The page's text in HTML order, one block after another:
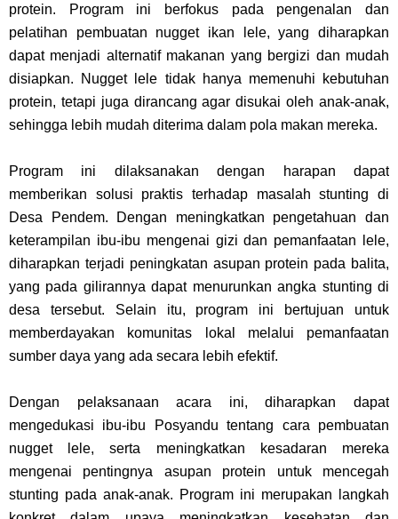
protein. Program ini berfokus pada pengenalan dan
pelatihan pembuatan nugget ikan lele, yang diharapkan
dapat menjadi alternatif makanan yang bergizi dan mudah
disiapkan. Nugget lele tidak hanya memenuhi kebutuhan
protein, tetapi juga dirancang agar disukai oleh anak-anak,
sehingga lebih mudah diterima dalam pola makan mereka.
Program ini dilaksanakan dengan harapan dapat
memberikan solusi praktis terhadap masalah stunting di
Desa Pendem. Dengan meningkatkan pengetahuan dan
keterampilan ibu-ibu mengenai gizi dan pemanfaatan lele,
diharapkan terjadi peningkatan asupan protein pada balita,
yang pada gilirannya dapat menurunkan angka stunting di
desa tersebut. Selain itu, program ini bertujuan untuk
memberdayakan komunitas lokal melalui pemanfaatan
sumber daya yang ada secara lebih efektif.
Dengan pelaksanaan acara ini, diharapkan dapat
mengedukasi ibu-ibu Posyandu tentang cara pembuatan
nugget lele, serta meningkatkan kesadaran mereka
mengenai pentingnya asupan protein untuk mencegah
stunting pada anak-anak. Program ini merupakan langkah